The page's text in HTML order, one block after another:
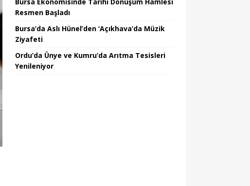
Resmen Başladı
Bursa’da Aslı Hünel’den ‘Açıkhava’da Müzik
Ziyafeti
Ordu’da Ünye ve Kumru’da Arıtma Tesisleri
Yenileniyor